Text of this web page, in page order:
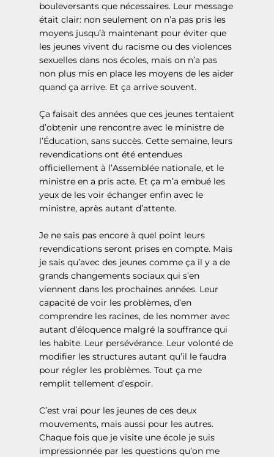
bouleversants que nécessaires. Leur message
était clair: non seulement on n’a pas pris les
moyens jusqu’à maintenant pour éviter que
les jeunes vivent du racisme ou des violences
sexuelles dans nos écoles, mais on n’a pas
non plus mis en place les moyens de les aider
quand ça arrive. Et ça arrive souvent.
Ça faisait des années que ces jeunes tentaient
d’obtenir une rencontre avec le ministre de
l’Éducation, sans succès. Cette semaine, leurs
revendications ont été entendues
officiellement à l’Assemblée nationale, et le
ministre en a pris acte. Et ça m’a embué les
yeux de les voir échanger enfin avec le
ministre, après autant d’attente.
Je ne sais pas encore à quel point leurs
revendications seront prises en compte. Mais
je sais qu’avec des jeunes comme ça il y a de
grands changements sociaux qui s’en
viennent dans les prochaines années. Leur
capacité de voir les problèmes, d’en
comprendre les racines, de les nommer avec
autant d’éloquence malgré la souffrance qui
les habite. Leur persévérance. Leur volonté de
modifier les structures autant qu’il le faudra
pour régler les problèmes. Tout ça me
remplit tellement d’espoir.
C’est vrai pour les jeunes de ces deux
mouvements, mais aussi pour les autres.
Chaque fois que je visite une école je suis
impressionnée par les questions qu’on me
Accueil
À propos
Actualités
Demande de
financier